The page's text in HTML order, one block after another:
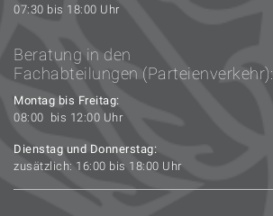
07:30 bis 18:00 Uhr
Beratung in den
Fachabteilungen (Parteienverkehr):
Montag bis Freitag:
08:00 bis 12:00 Uhr
Dienstag und Donnerstag:
zusätzlich: 16:00 bis 18:00 Uhr